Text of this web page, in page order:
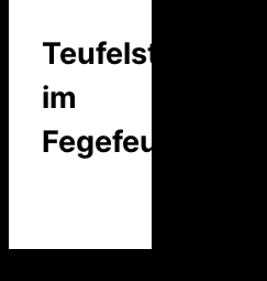
Teufelstalk
im
Fegefeuer